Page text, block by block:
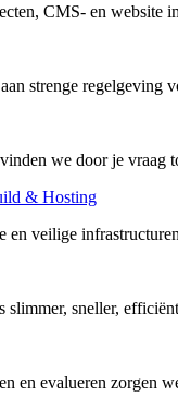
CMS- en website
strenge regelgeving
we door je vraag
& Hosting
en veilige
slimmer, sneller,
en evalueren zorgen